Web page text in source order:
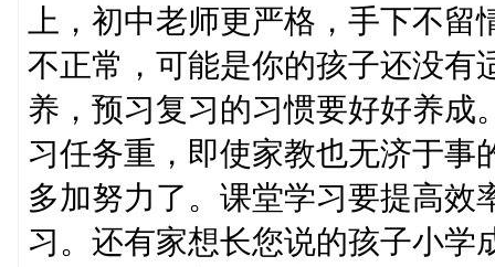
上，初中老师更严格，手下不
不正常，可能是你的孩子还没有
养，预习复习的习惯要好好养成
习任务重，即使家教也无济于事
多加努力了。课堂学习要提高效
习。还有家想长您说的孩子小学